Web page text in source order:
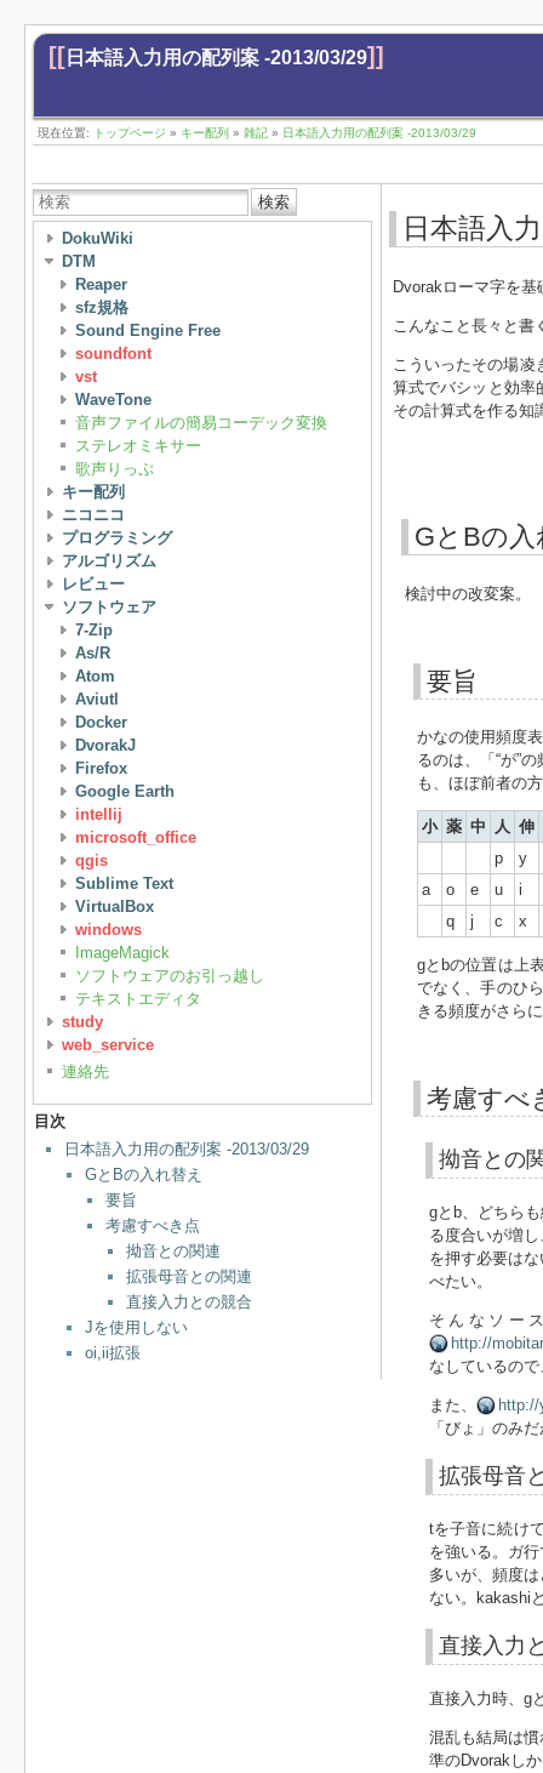
[[ 日本語入力用の配列案 -2013/03/29]]
現在位置: トップページ » キー配列 » 雑記 » 日本語入力用の配列案 -2013/03/29
検索
DokuWiki
DTM
Reaper
sfz規格
Sound Engine Free
soundfont
vst
WaveTone
音声ファイルの簡易コーデック変換
ステレオミキサー
歌声りっぷ
キー配列
ニコニコ
プログラミング
アルゴリズム
レビュー
ソフトウェア
7-Zip
As/R
Atom
Aviutl
Docker
DvorakJ
Firefox
Google Earth
intellij
microsoft_office
qgis
Sublime Text
VirtualBox
windows
ImageMagick
ソフトウェアのお引っ越し
テキストエディタ
study
web_service
連絡先
目次
日本語入力用の配列案 -2013/03/29
GとBの入れ替え
要旨
考慮すべき点
拗音との関連
拡張母音との関連
直接入力との競合
Jを使用しない
oi,ii拡張
日本語入
Dvorakローマ字を
こんなこと長々と書
こういったその場凌
算式でバシッと効率
その計算式を作る知
GとBの
検討中の改変案。
要旨
かなの使用頻度
るのは、「“が”
も、ほぼ前者の
小 薬 中 人 伸
p
y
a
o e u i
q
j c x
gとbの位置は上
でなく、手のひ
きる頻度がさら
考慮すべ
拗音との
gとb、どちら
る度合いが増
を押す必要は
べたい。
そんなソー
http://
なしているの
また、
「びょ」のみ
拡張母音
tを子音に続け
を強いる。ガ
多いが、頻度
ない。kakashi
直接入力
直接入力時、g
混乱も結局は
準のDvorakし